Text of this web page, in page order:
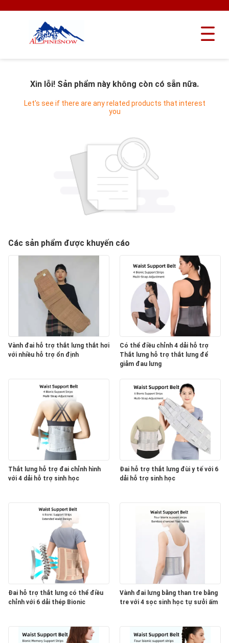
Xin lỗi! Sản phẩm này không còn có sẵn nữa.
Let's see if there are any related products that interest
you
Các sản phẩm được khuyến cáo
Vành đai hỗ trợ thắt lưng thắt hơi
với nhiều hỗ trợ ổn định
Có thể điều chỉnh 4 dải hỗ trợ
Thắt lưng hỗ trợ thắt lưng để
giảm đau lưng
Thắt lưng hỗ trợ đai chỉnh hình
với 4 dải hỗ trợ sinh học
Đai hỗ trợ thắt lưng đùi y tế với 6
dải hỗ trợ sinh học
Đai hỗ trợ thắt lưng có thể điều
chỉnh với 6 dải thép Bionic
Vành đai lưng bằng than tre bằng
tre với 4 sọc sinh học tự sưởi ấm